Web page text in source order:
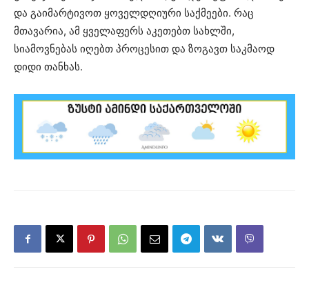
და გაიმარტივოთ ყოველდღიური საქმეები. რაც
მთავარია, ამ ყველაფერს აკეთებთ სახლში,
სიამოვნებას იღებთ პროცესით და ზოგავთ საკმაოდ
დიდი თანხას.